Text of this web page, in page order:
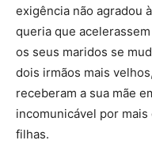
exigência não agradou
queria que
os seus maridos se
dois irmãos mais
receberam a sua mãe
incomunicável por
filhas.